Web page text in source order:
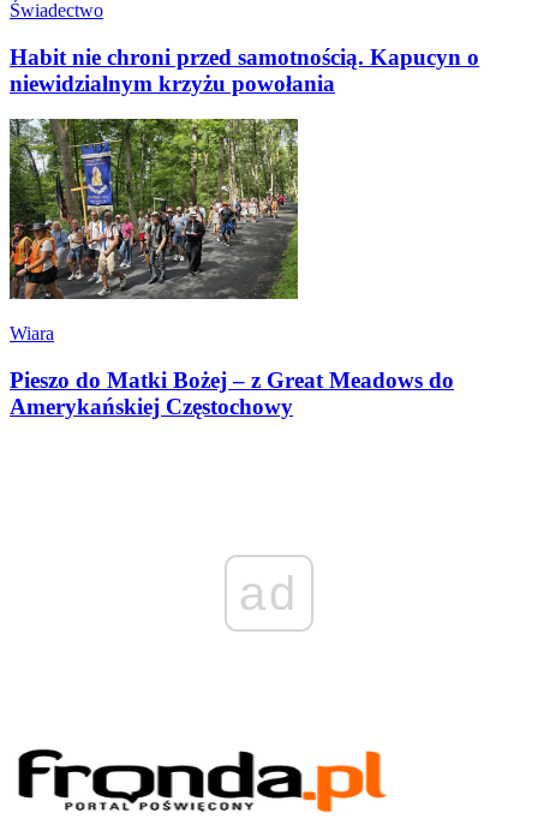
Świadectwo
Habit nie chroni przed samotnością. Kapucyn o
niewidzialnym krzyżu powołania
Wiara
Pieszo do Matki Bożej – z Great Meadows do
Amerykańskiej Częstochowy
ad